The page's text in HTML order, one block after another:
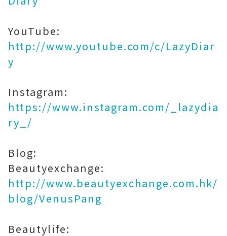
YouTube:
http://www.youtube.com/c/LazyDiar
y
Instagram:
https://www.instagram.com/_lazydia
ry_/
Blog:
Beautyexchange:
http://www.beautyexchange.com.hk/
blog/VenusPang
Beautylife: